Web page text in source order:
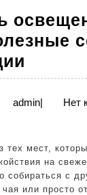
adminadmin
| Нет
на
с
или просто